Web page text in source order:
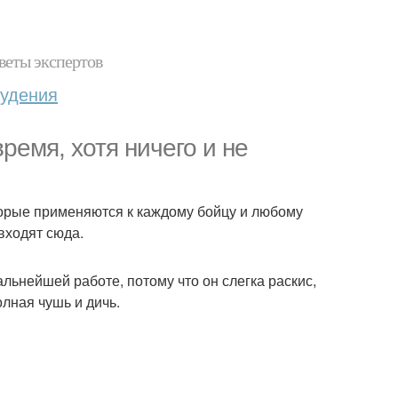
экспертов
хотя ничего и не
применяются к каждому бойцу и любому
сюда.
работе, потому что он слегка раскис,
чушь и дичь.